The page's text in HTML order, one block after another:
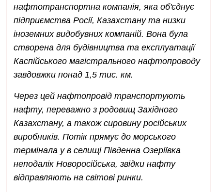
нафтотранспортна компанія, яка об'єднує
підприємства Росії, Казахстану та низки
іноземних видобувних компаній. Вона була
створена для будівництва та експлуатації
Каспійського магістрального нафтопроводу
завдовжки понад 1,5 тис. км.
Через цей нафтопровід транспортують
нафту, переважно з родовищ Західного
Казахстану, а також сировину російських
виробників. Потік прямує до морського
термінала у в селищі Південна Озеріївка
неподалік Новоросійська, звідки нафту
відправляють на світові ринки.